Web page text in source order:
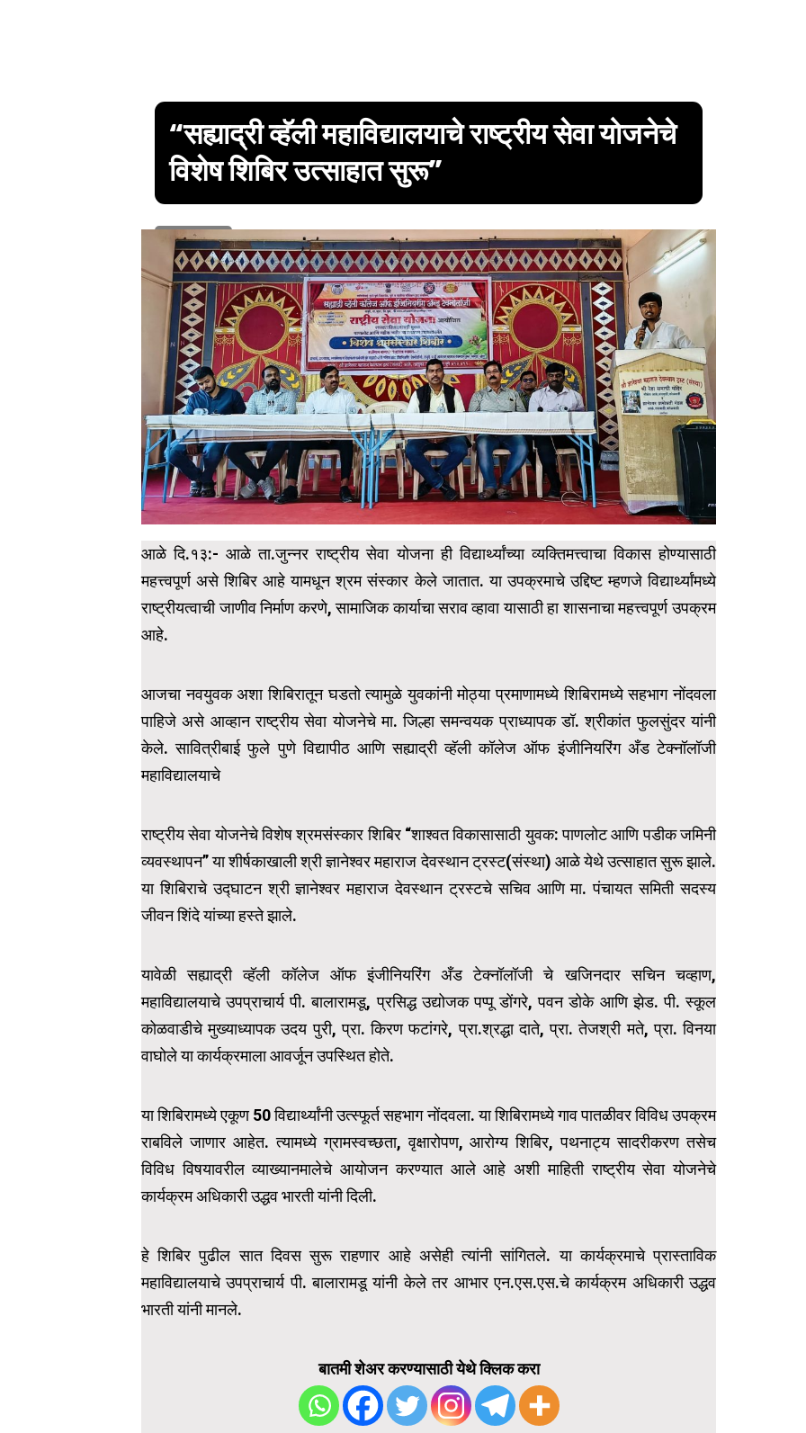
“सह्याद्री व्हॅली महाविद्यालयाचे राष्ट्रीय सेवा योजनेचे
विशेष शिबिर उत्साहात सुरू”
1 min read
आळे दि.१३:- आळे ता.जुन्नर राष्ट्रीय सेवा योजना ही विद्यार्थ्यांच्या व्यक्तिमत्त्वाचा विकास होण्यासाठी
महत्त्वपूर्ण असे शिबिर आहे यामधून श्रम संस्कार केले जातात. या उपक्रमाचे उद्दिष्ट म्हणजे विद्यार्थ्यांमध्ये
राष्ट्रीयत्वाची जाणीव निर्माण करणे, सामाजिक कार्याचा सराव व्हावा यासाठी हा शासनाचा महत्त्वपूर्ण उपक्रम
आहे.
आजचा नवयुवक अशा शिबिरातून घडतो त्यामुळे युवकांनी मोठ्या प्रमाणामध्ये शिबिरामध्ये सहभाग नोंदवला
पाहिजे असे आव्हान राष्ट्रीय सेवा योजनेचे मा. जिल्हा समन्वयक प्राध्यापक डॉ. श्रीकांत फुलसुंदर यांनी
केले. सावित्रीबाई फुले पुणे विद्यापीठ आणि सह्याद्री व्हॅली कॉलेज ऑफ इंजीनियरिंग अँड टेक्नॉलॉजी
महाविद्यालयाचे
राष्ट्रीय सेवा योजनेचे विशेष श्रमसंस्कार शिबिर “शाश्वत विकासासाठी युवक: पाणलोट आणि पडीक जमिनी
व्यवस्थापन” या शीर्षकाखाली श्री ज्ञानेश्वर महाराज देवस्थान ट्रस्ट(संस्था) आळे येथे उत्साहात सुरू झाले.
या शिबिराचे उद्घाटन श्री ज्ञानेश्वर महाराज देवस्थान ट्रस्टचे सचिव आणि मा. पंचायत समिती सदस्य
जीवन शिंदे यांच्या हस्ते झाले.
यावेळी सह्याद्री व्हॅली कॉलेज ऑफ इंजीनियरिंग अँड टेक्नॉलॉजी चे खजिनदार सचिन चव्हाण,
महाविद्यालयाचे उपप्राचार्य पी. बालारामडू, प्रसिद्ध उद्योजक पप्पू डोंगरे, पवन डोके आणि झेड. पी. स्कूल
कोळवाडीचे मुख्याध्यापक उदय पुरी, प्रा. किरण फटांगरे, प्रा.श्रद्धा दाते, प्रा. तेजश्री मते, प्रा. विनया
वाघोले या कार्यक्रमाला आवर्जून उपस्थित होते.
या शिबिरामध्ये एकूण 50 विद्यार्थ्यांनी उत्स्फूर्त सहभाग नोंदवला. या शिबिरामध्ये गाव पातळीवर विविध उपक्रम
राबविले जाणार आहेत. त्यामध्ये ग्रामस्वच्छता, वृक्षारोपण, आरोग्य शिबिर, पथनाट्य सादरीकरण तसेच
विविध विषयावरील व्याख्यानमालेचे आयोजन करण्यात आले आहे अशी माहिती राष्ट्रीय सेवा योजनेचे
कार्यक्रम अधिकारी उद्धव भारती यांनी दिली.
हे शिबिर पुढील सात दिवस सुरू राहणार आहे असेही त्यांनी सांगितले. या कार्यक्रमाचे प्रास्ताविक
महाविद्यालयाचे उपप्राचार्य पी. बालारामडू यांनी केले तर आभार एन.एस.एस.चे कार्यक्रम अधिकारी उद्धव
भारती यांनी मानले.
बातमी शेअर करण्यासाठी येथे क्लिक करा